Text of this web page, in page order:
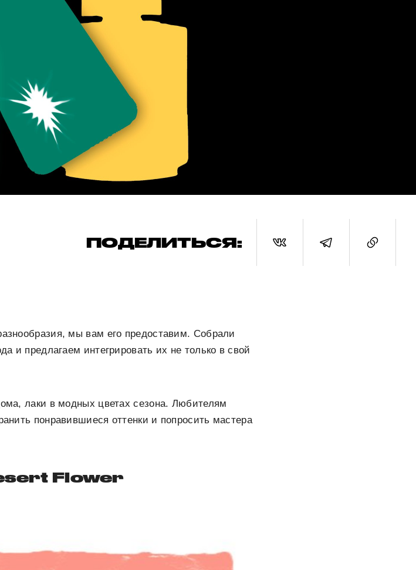
ПОДЕЛИТЬСЯ:
мы вам его предоставим. Собрали
и предлагаем интегрировать их не только в свой
лаки в модных цветах сезона. Любителям
понравившиеся оттенки и попросить мастера
Flower